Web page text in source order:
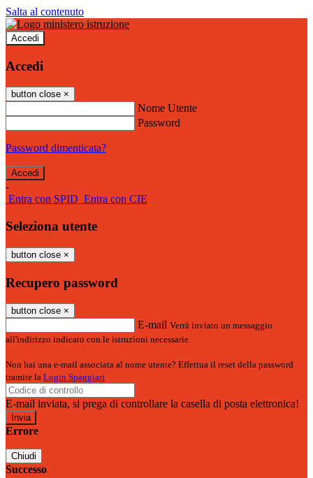
Salta al contenuto
Accedi
Accedi
button close ×
Nome Utente
Password
Password dimenticata?
-
Entra con SPID Entra con CIE
Seleziona utente
button close ×
Recupero password
button close ×
E-mail Verrà inviato un messaggio
all'indirizzo indicato con le istruzioni necessarie.
Non hai una e-mail associata al nome utente? Effettua il reset della password
tramite la Login Spaggiari
E-mail inviata, si prega di controllare la casella di posta elettronica!
Errore
Chiudi
Successo